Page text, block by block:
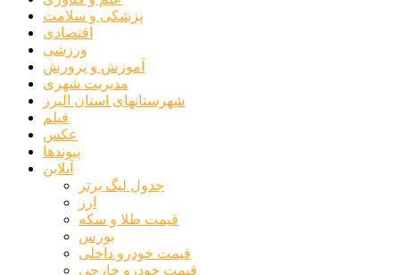
پزشکی و سلامت
اقتصادی
ورزشی
آموزش و پرورش
مدیریت شهری
شهرستانهای استان البرز
فیلم
عکس
پیوندها
آنلاین
جدول لیگ برتر
ارز
قیمت طلا و سکه
بورس
قیمت خودرو داخلی
قیمت خودرو خارجی